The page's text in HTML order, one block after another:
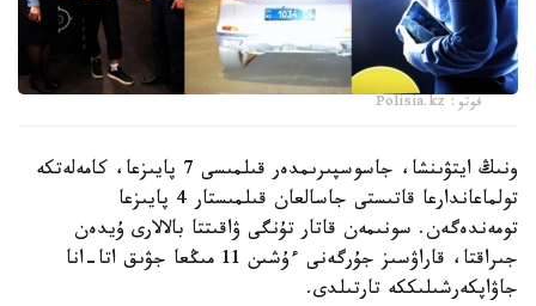
فوتو: Polisia.kz
ونىڭ ايتۋىنشا، جاسوسپىرىمدەر قىلمىسى 7 پايىزعا، كامەلەتكە
تولماعاندارعا قاتىستى جاسالعان قىلمىستار 4 پايىزعا
تومەندەگەن. سونىمەن قاتار تۇنگى ۋاقىتتا بالالارى ۇيدەن
جىراقتا، قاراۋسىز جۇرگەنى ءۇشىن 11 مىڭعا جۋىق اتا-انا
جاۋاپكەرشىلىككە تارتىلدى.